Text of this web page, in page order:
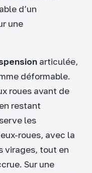
d’un
une
articulée,
déformable.
roues avant de
restant
les
roues, avec la
virages, tout en
Sur une